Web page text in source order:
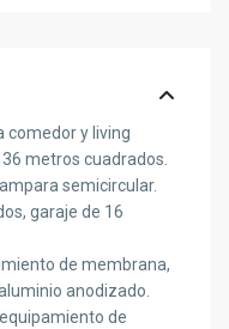
comedor y living
metros cuadrados.
semicircular.
garaje de 16
de membrana,
anodizado.
de